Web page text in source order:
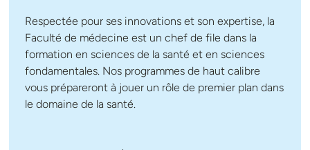
Respectée pour ses innovations et son expertise, la
Faculté de médecine est un chef de file dans la
formation en sciences de la santé et en sciences
fondamentales. Nos programmes de haut calibre
vous prépareront à jouer un rôle de premier plan dans
le domaine de la santé.